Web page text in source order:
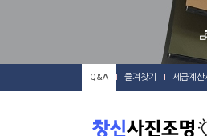
Q&A 즐겨찾기 세금계산